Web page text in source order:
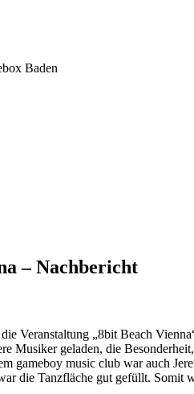
Baden
– Nachbericht
Veranstaltung „8bit Beach
Musiker geladen, die
gameboy music club war auch
die Tanzfläche gut gefüllt. Somit